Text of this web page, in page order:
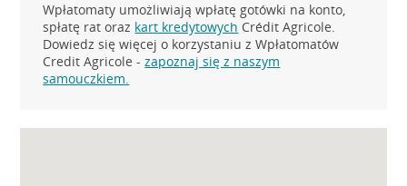
Wpłatomaty umożliwiają wpłatę gotówki na konto,
spłatę rat oraz kart kredytowych Crédit Agricole.
Dowiedz się więcej o korzystaniu z Wpłatomatów
Credit Agricole -zapoznaj się z naszym
samouczkiem.